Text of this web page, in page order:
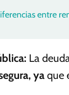
entre
: La
yaque